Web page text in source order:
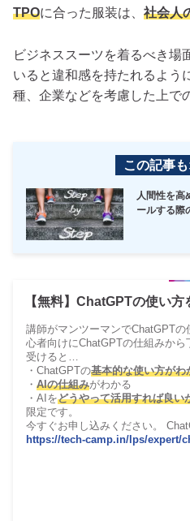
TPOに合った服装は、 社会人
ビジネススーツを着るべき場
いると違和感を持たれるよう
種、企業などを考慮した上で
この記事
人間性を高
ールする際
【無料】ChatGPTの使い
講師がマンツーマンでChatGPT
心者向けにChatGPTの仕組みか
受けると…
・ChatGPTの基本的な使い方がわ
・ AIの仕組みがわかる
・AIをどうやって活用すれば良い
限定です。
今すぐお申し込みください。
https://tech-camp.in/lps/expert/